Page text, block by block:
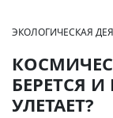
ЭКОЛОГИЧЕСКАЯ
БЕРЕТСЯ
УЛЕТАЕТ?